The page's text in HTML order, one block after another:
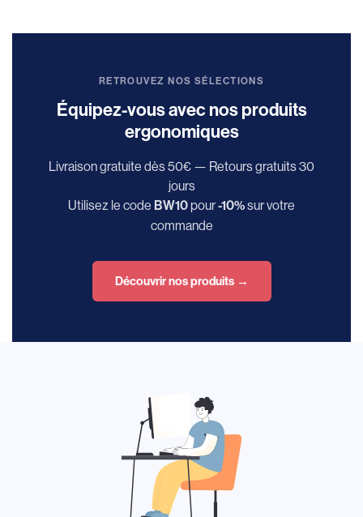
RETROUVEZ NOS SÉLECTIONS
Équipez-vous avec nos produits
ergonomiques
Livraison gratuite dès 50€ — Retours gratuits 30
jours
Utilisez le code BW10pour-10%sur votre
commande
Découvrir nos produits →